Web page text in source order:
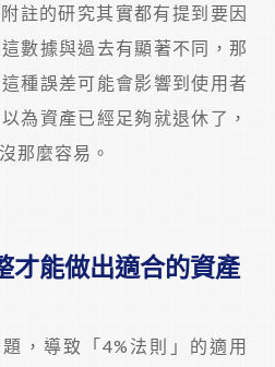
附註的研究其實都有提到要因
數據與過去有顯著不同，那
種誤差可能會影響到使用者
為資產已經足夠就退休了，
那麼容易。
才能做出適合的資產
，導致「4%法則」的適用